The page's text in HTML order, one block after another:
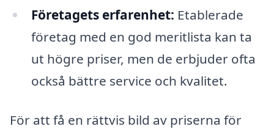
Företagets erfarenhet: Etablerade
företag med en god meritlista kan ta
ut högre priser, men de erbjuder ofta
också bättre service och kvalitet.
För att få en rättvis bild av priserna för